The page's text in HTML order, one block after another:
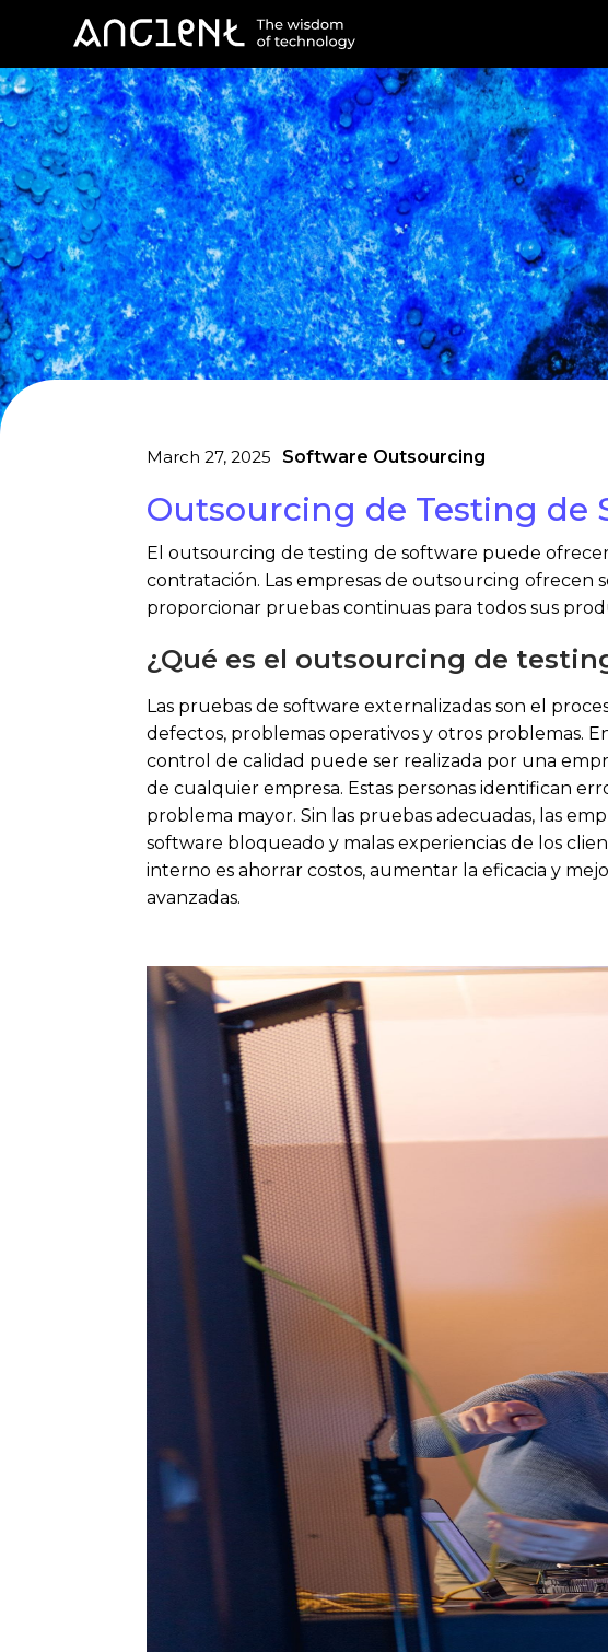
March 27, 2025 Software Outsourcing
Outsourcing de Testing de
El outsourcing de testing de software puede
contratación. Las empresas de outsourcing ofrecen
proporcionar pruebas continuas para todos sus
¿Qué es el outsourcing de
Las pruebas de software externalizadas son el
defectos, problemas operativos y otros problemas.
control de calidad puede ser realizada por una
de cualquier empresa. Estas personas identifican
problema mayor. Sin las pruebas adecuadas, las
software bloqueado y malas experiencias de los
interno es ahorrar costos, aumentar la eficacia y
avanzadas.